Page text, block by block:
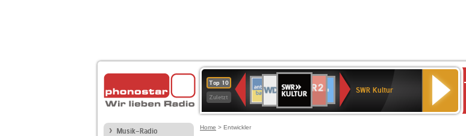
Top 10
Zuletzt
Deutschlandfunk
80er
90er
OLDIE
ANTENNE
SWR3
WDR
4
BR-
KLASSIK
Deutschlandfunk
Kultur
ANTENNE
BAYERN
2
Kultur2
SWR Kultur
Musik-Radio Home > Entwickler